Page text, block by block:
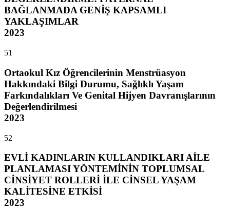
BAĞLANMADA GENİŞ KAPSAMLI
YAKLAŞIMLAR
2023
51
Ortaokul Kız Öğrencilerinin Menstrüasyon
Hakkındaki Bilgi Durumu, Sağlıklı Yaşam
Farkındalıkları Ve Genital Hijyen Davranışlarının
Değerlendirilmesi
2023
52
EVLİ KADINLARIN KULLANDIKLARI AİLE
PLANLAMASI YÖNTEMİNİN TOPLUMSAL
CİNSİYET ROLLERİ İLE CİNSEL YAŞAM
KALİTESİNE ETKİSİ
2023